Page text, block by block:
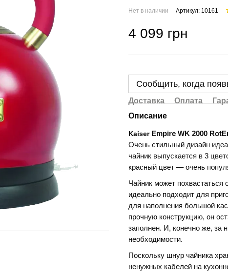
Нет в наличии Артикул: 10161
4 099 грн
Сообщить, когда
Доставка Оплата
Описание
Kaiser Empire WK 2000
Очень стильный дизайн
чайник выпускается в 3
красный цвет — очень
Чайник может
идеально подходит для
для наполнения большой
прочную конструкцию, он
заполнен. И, конечно же, за
необходимости.
Поскольку шнур чайника
ненужных кабелей на